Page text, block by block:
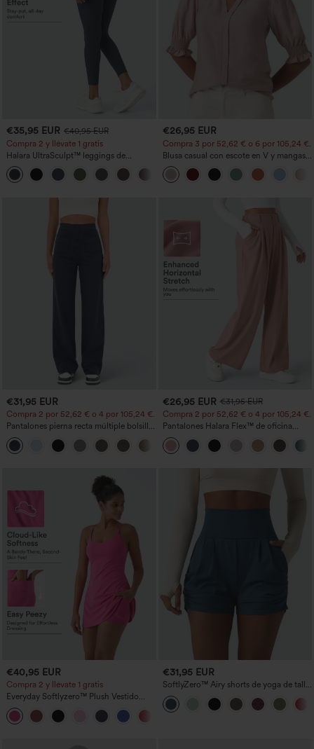
€35,95 EUR €40,95 EUR
Compra 2 y llévate 1 gratis
Halara UltraSculpt™ leggings de
entrenamiento moldeadores de talle alto
con fruncido trasero que realza los
glúteos, control de abdomen y bolsillos
+11
€26,95 EUR
Compra 3 por 52,62 € o 6 por 105,24 €.
Blusa casual con escote en V y mangas
cortas abullonadas
€31,95 EUR
Compra 2 por 52,62 € o 4 por 105,24 €.
Pantalones pierna recta múltiple bolsillo
botón tiro alto
+23
€26,95 EUR €31,95 EUR
Compra 2 por 52,62 € o 4 por 105,24 €.
Pantalones Halara Flex™ de oficina
anchos plisados de tiro alto con bolsillos
en tela tipo gofre
€40,95 EUR
Compra 2 y llévate 1 gratis
Everyday Softlyzero™ Plush Vestido
deportivo sin espalda 2 en 1
acampanado -Wannabe -Easy Peezy
€31,95 EUR
SoftlyZero™ Airy shorts de yoga de talle
alto, fruncidos, InstantCool, 3'' con
bolsillos